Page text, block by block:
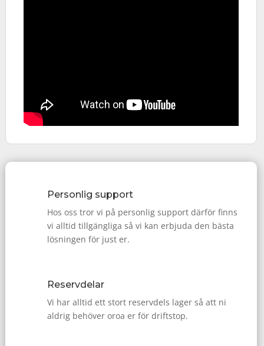
Personlig support
Hos oss tror vi på personlig support därför finns
vi alltid tillgängliga så vi kan erbjuda den bästa
lösningen för just er.
Reservdelar
Vi har alltid ett stort reservdels lager så att ni
aldrig behöver oroa er för driftstop.